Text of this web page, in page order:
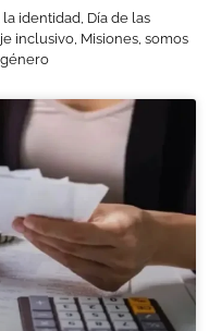
identidad Día de las
inclusivo Misiones somos